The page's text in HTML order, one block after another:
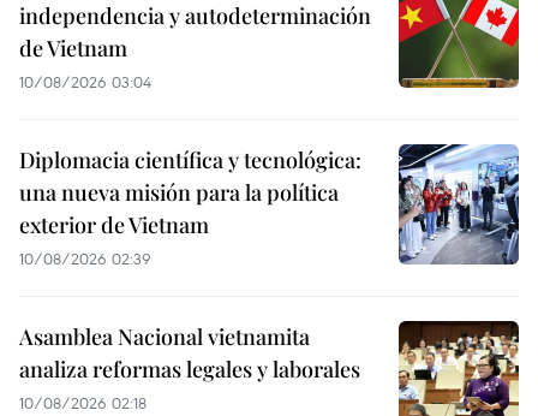
independencia y autodeterminación
de Vietnam
10/08/2026 03:04
Diplomacia científica y tecnológica:
una nueva misión para la política
exterior de Vietnam
10/08/2026 02:39
Asamblea Nacional vietnamita
analiza reformas legales y laborales
10/08/2026 02:18